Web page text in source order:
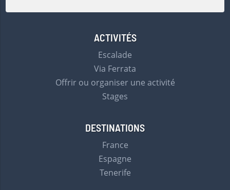
ACTIVITÉS
Escalade
Via Ferrata
Offrir ou organiser une activité
Stages
DESTINATIONS
France
Espagne
Tenerife